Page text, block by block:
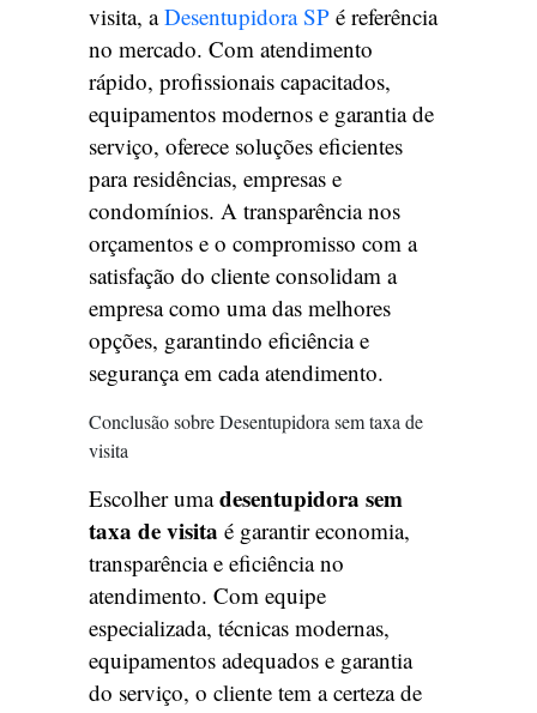
visita, aDesentupidora SP é referência
no mercado. Com atendimento
rápido, profissionais capacitados,
equipamentos modernos e garantia de
serviço, oferece soluções eficientes
para residências, empresas e
condomínios. A transparência nos
orçamentos e o compromisso com a
satisfação do cliente consolidam a
empresa como uma das melhores
opções, garantindo eficiência e
segurança em cada atendimento.
Conclusão sobre Desentupidora sem taxa de
visita
Escolher umadesentupidora sem
taxa de visita é garantir economia,
transparência e eficiência no
atendimento. Com equipe
especializada, técnicas modernas,
equipamentos adequados e garantia
do serviço, o cliente tem a certeza de